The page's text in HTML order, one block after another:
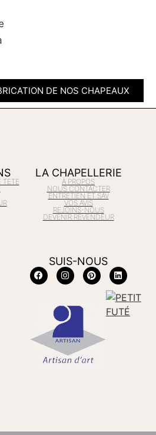
DE NOS CHAPEAUX
TETE
LA CHAPELLERIE
À PROPOS
NOUS CONTACTER
ENTRETIEN ET SAV
VOS AVIS
REJOINS-NOUS
DEVENIR REVENDEUR
SUIS-NOUS